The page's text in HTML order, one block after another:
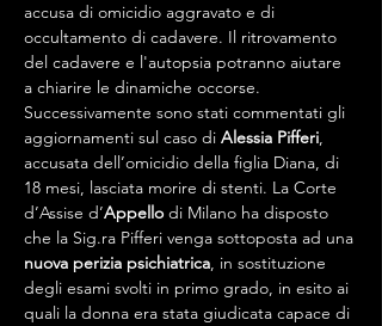
accusa di omicidio aggravato e di
occultamento di cadavere. Il ritrovamento
del cadavere e l'autopsia potranno aiutare
a chiarire le dinamiche occorse.
Successivamente sono stati commentati gli
aggiornamenti sul caso di Alessia Pifferi,
accusata dell’omicidio della figlia Diana, di
18 mesi, lasciata morire di stenti. La Corte
d’Assise d’Appello di Milano ha disposto
che la Sig.ra Pifferi venga sottoposta ad una
nuova perizia psichiatrica, in sostituzione
degli esami svolti in primo grado, in esito ai
quali la donna era stata giudicata capace di